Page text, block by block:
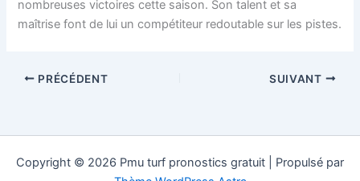
nombreuses victoires cette saison. Son talent et sa
maîtrise font de lui un compétiteur redoutable sur les pistes.
PRÉCÉDENT SUIVANT
Copyright © 2026 Pmu turf pronostics gratuit | Propulsé par